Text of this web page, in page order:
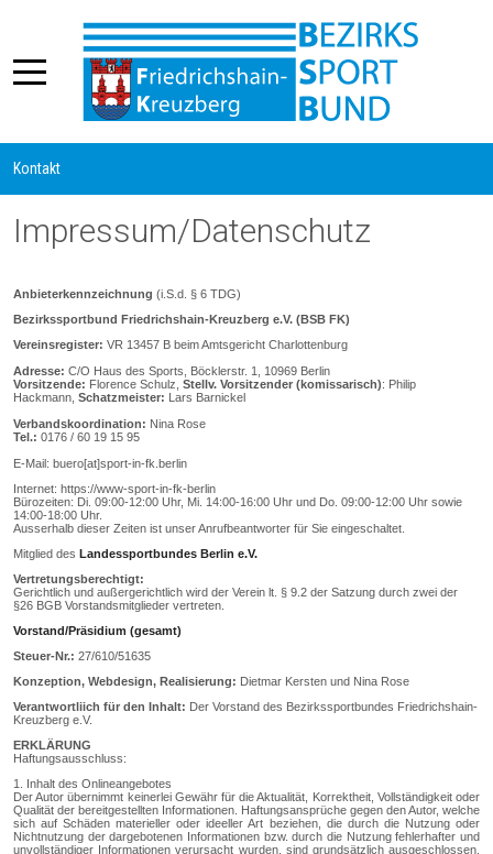
Kontakt
Impressum/Datenschutz
Anbieterkennzeichnung (i.S.d. § 6 TDG)
Bezirkssportbund Friedrichshain-Kreuzberg e.V. (BSB FK)
Vereinsregister: VR 13457 B beim Amtsgericht Charlottenburg
Adresse: C/O Haus des Sports, Böcklerstr. 1, 10969 Berlin
Vorsitzende: Florence Schulz, Stellv. Vorsitzender (komissarisch): Philip
Hackmann, Schatzmeister: Lars Barnickel
Verbandskoordination: Nina Rose
Tel.: 0176 / 60 19 15 95
E-Mail: buero[at]sport-in-fk.berlin
Internet: https://www-sport-in-fk-berlin
Bürozeiten: Di. 09:00-12:00 Uhr, Mi. 14:00-16:00 Uhr und Do. 09:00-12:00 Uhr sowie
14:00-18:00 Uhr.
Ausserhalb dieser Zeiten ist unser Anrufbeantworter für Sie eingeschaltet.
Mitglied des Landessportbundes Berlin e.V.
Vertretungsberechtigt:
Gerichtlich und außergerichtlich wird der Verein lt. § 9.2 der Satzung durch zwei der
§26 BGB Vorstandsmitglieder vertreten.
Vorstand/Präsidium (gesamt)
Steuer-Nr.: 27/610/51635
Konzeption, Webdesign, Realisierung: Dietmar Kersten und Nina Rose
Verantwortliich für den Inhalt: Der Vorstand des Bezirkssportbundes Friedrichshain-
Kreuzberg e.V.
ERKLÄRUNG
Haftungsausschluss:
1. Inhalt des Onlineangebotes
Der Autor übernimmt keinerlei Gewähr für die Aktualität, Korrektheit, Vollständigkeit oder
Qualität der bereitgestellten Informationen. Haftungsansprüche gegen den Autor, welche
sich auf Schäden materieller oder ideeller Art beziehen, die durch die Nutzung oder
Nichtnutzung der dargebotenen Informationen bzw. durch die Nutzung fehlerhafter und
unvollständiger Informationen verursacht wurden, sind grundsätzlich ausgeschlossen,